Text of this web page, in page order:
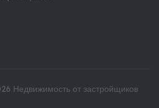
Недвижимость от застройщиков